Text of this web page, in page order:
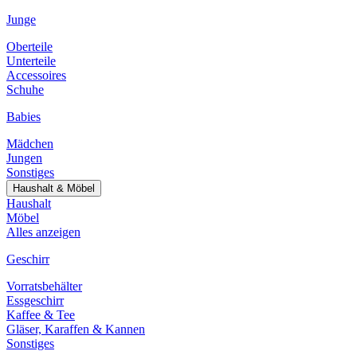
Junge
Oberteile
Unterteile
Accessoires
Schuhe
Babies
Mädchen
Jungen
Sonstiges
Haushalt & Möbel
Haushalt
Möbel
Alles anzeigen
Geschirr
Vorratsbehälter
Essgeschirr
Kaffee & Tee
Gläser, Karaffen & Kannen
Sonstiges